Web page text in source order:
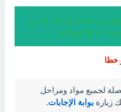
و تصاعد الدخان يعد من
تفاعل فيزيائي .
خطا
لجميع مواد ومراحل
زيارة بوابة الإجابات.